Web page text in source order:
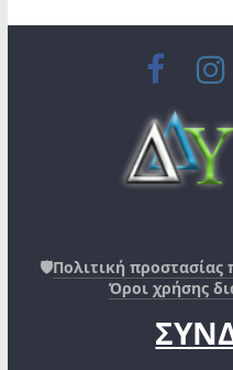
🛡️Πολιτική
Όροι χρήσης